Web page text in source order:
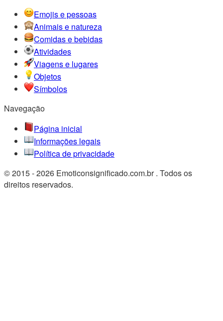
Emojis e pessoas
Animais e natureza
Comidas e bebidas
Atividades
Viagens e lugares
Objetos
Símbolos
Navegação
Página inicial
Informações legais
Política de privacidade
© 2015 - 2026 Emoticonsignificado.com.br . Todos os
direitos reservados.